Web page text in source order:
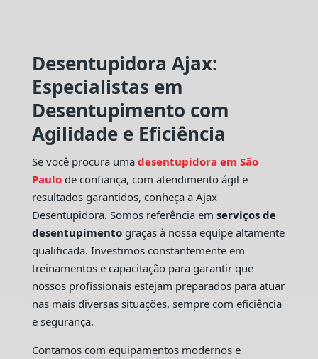
Desentupidora Ajax:
Especialistas em
Desentupimento com
Agilidade e Eficiência
Se você procura uma desentupidora em São
Paulo de confiança, com atendimento ágil e
resultados garantidos, conheça a Ajax
Desentupidora. Somos referência em serviços de
desentupimentograças à nossa equipe altamente
qualificada. Investimos constantemente em
treinamentos e capacitação para garantir que
nossos profissionais estejam preparados para atuar
nas mais diversas situações, sempre com eficiência
e segurança.
Contamos com equipamentos modernos e